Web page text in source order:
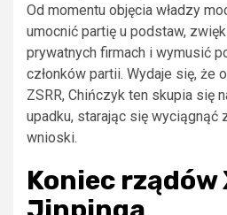
Od momentu objęcia władzy
umocnić partię u podstaw,
prywatnych firmach i wymusić
członków partii. Wydaje się, że
ZSRR, Chińczyk ten skupia się
upadku, starając się wyciągnąć
wnioski.
Koniec rządów